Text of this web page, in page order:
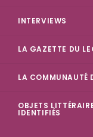
INTERVIEWS
LA GAZETTE DU
LA COMMUNAUTÉ
OBJETS
IDENTIFIÉS